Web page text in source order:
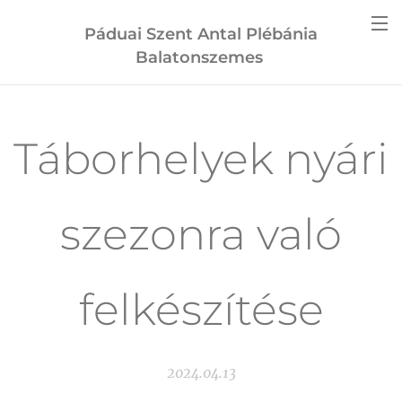
Páduai Szent Antal Plébánia
Balatonszemes
Táborhelyek nyári
szezonra való
felkészítése
2024.04.13